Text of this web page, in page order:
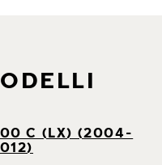
C (LX) (2004-